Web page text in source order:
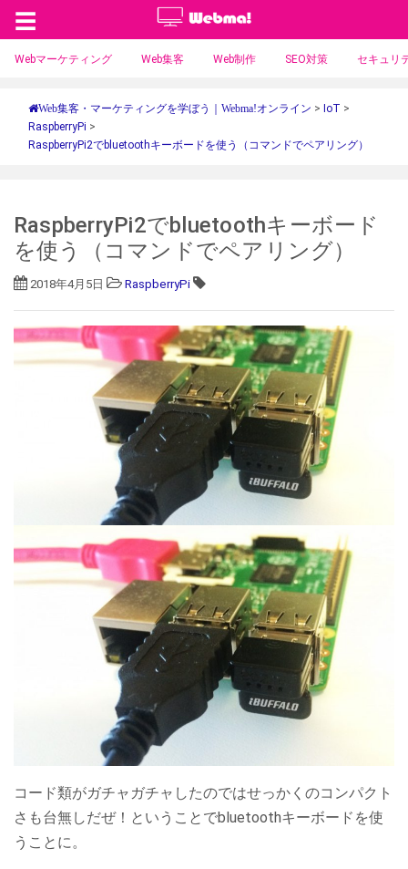
☰
Webマーケティング Web集客 Web制作 SEO対策 セキュリ
Web集客・マーケティングを学ぼう｜Webma!オンライン > IoT >
RaspberryPi >
RaspberryPi2でbluetoothキーボードを使う（コマンドでペアリング）
RaspberryPi2でbluetoothキーボード
を使う（コマンドでペアリング）
2018年4月5日 RaspberryPi
コード類がガチャガチャしたのではせっかくのコンパクト
さも台無しだぜ！ということでbluetoothキーボードを使
うことに。